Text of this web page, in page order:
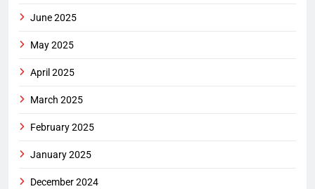
June 2025
May 2025
April 2025
March 2025
February 2025
January 2025
December 2024